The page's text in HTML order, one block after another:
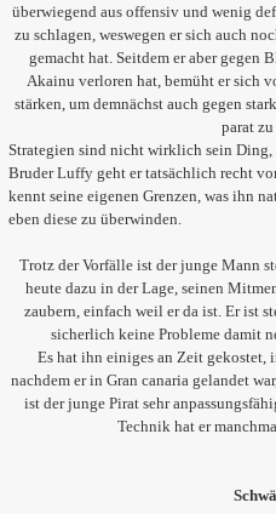
überwiegend aus offensiv und wenig
zu schlagen, weswegen er sich auch
gemacht hat. Seitdem er aber gegen
Akainu verloren hat, bemüht er sich
stärken, um demnächst auch gegen
parat zu
Strategien sind nicht wirklich sein
Bruder Luffy geht er tatsächlich recht
kennt seine eigenen Grenzen, was ihn
eben diese zu überwinden.
Trotz der Vorfälle ist der junge Mann
heute dazu in der Lage, seinen
zaubern, einfach weil er da ist. Er ist
sicherlich keine Probleme damit
Es hat ihn einiges an Zeit gekostet,
nachdem er in Gran canaria gelandet
ist der junge Pirat sehr
Technik hat er